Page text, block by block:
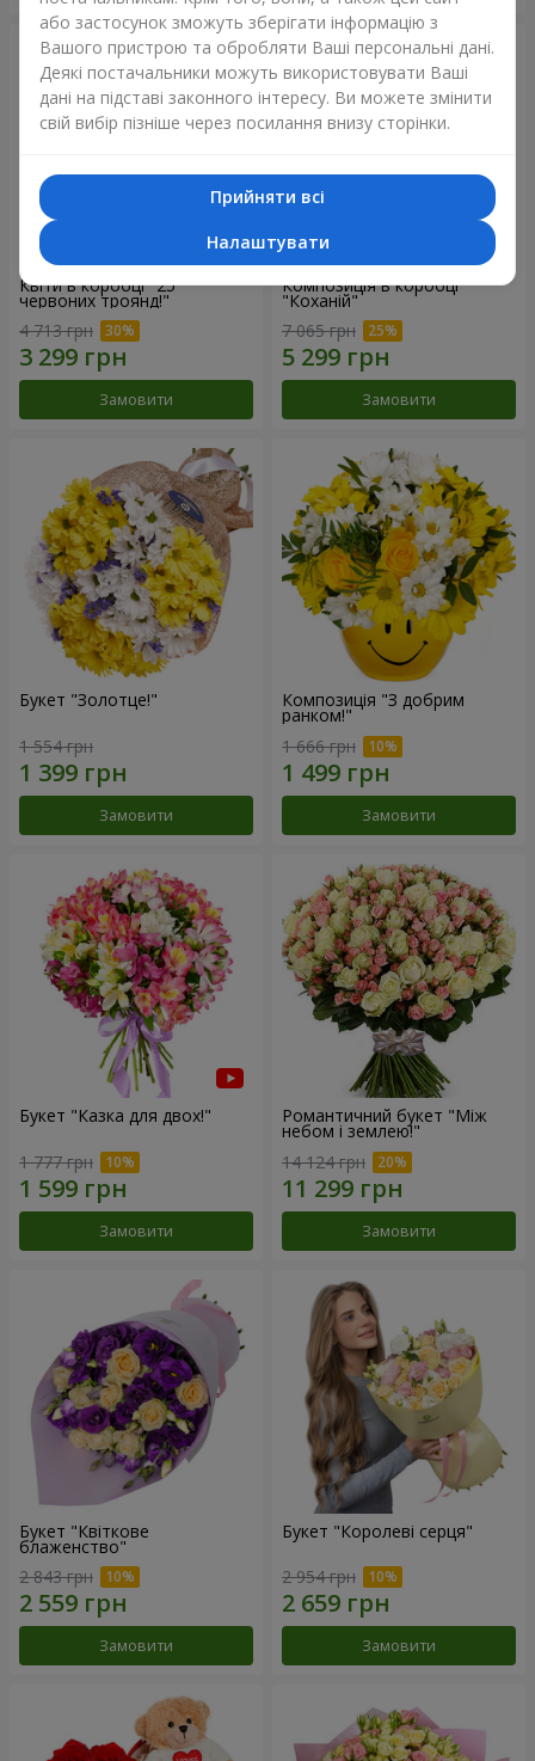
Квіти в коробці "25
червоних троянд!"
4 713 грн
Замовити
Композиція в коробці
"Коханій"
7 065 грн
Замовити
Букет "Золотце!"
1 554 грн
Замовити
Композиція "З добрим
ранком!"
1 666 грн
Замовити
Букет "Казка для двох!"
1 777 грн
Замовити
Романтичний букет "Між
небом і землею!"
14 124 грн
Замовити
Букет "Квіткове
блаженство"
2 843 грн
Замовити
Букет "Королеві серця"
2 954 грн
Замовити
або застосунок зможуть зберігати інформацію з
Вашого пристрою та обробляти Ваші персональні дані.
Деякі постачальники можуть використовувати Ваші
дані на підставі законного інтересу. Ви можете змінити
свій вибір пізніше через посилання внизу сторінки.
Прийняти всі
Налаштувати